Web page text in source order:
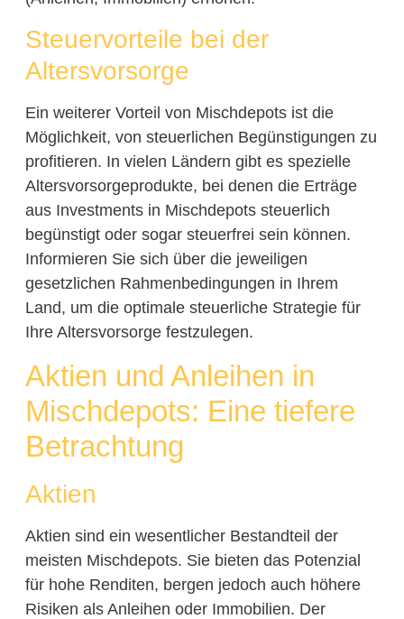
Steuervorteile bei der
Altersvorsorge
Ein weiterer Vorteil von Mischdepots ist die
Möglichkeit, von steuerlichen Begünstigungen zu
profitieren. In vielen Ländern gibt es spezielle
Altersvorsorgeprodukte, bei denen die Erträge
aus Investments in Mischdepots steuerlich
begünstigt oder sogar steuerfrei sein können.
Informieren Sie sich über die jeweiligen
gesetzlichen Rahmenbedingungen in Ihrem
Land, um die optimale steuerliche Strategie für
Ihre Altersvorsorge festzulegen.
Aktien und Anleihen in
Mischdepots: Eine tiefere
Betrachtung
Aktien
Aktien sind ein wesentlicher Bestandteil der
meisten Mischdepots. Sie bieten das Potenzial
für hohe Renditen, bergen jedoch auch höhere
Risiken als Anleihen oder Immobilien. Der